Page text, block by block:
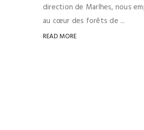
direction de Marlhes, nous
au cœur des forêts de ...
READ MORE